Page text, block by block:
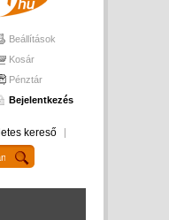
Beállítások
Kosár
Pénztár
Bejelentkezés
kereső